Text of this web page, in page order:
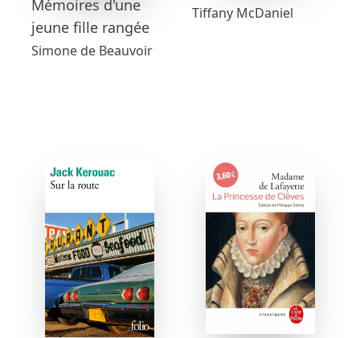
Mémoires d'une
jeune fille rangée
Simone de Beauvoir
Tiffany McDaniel